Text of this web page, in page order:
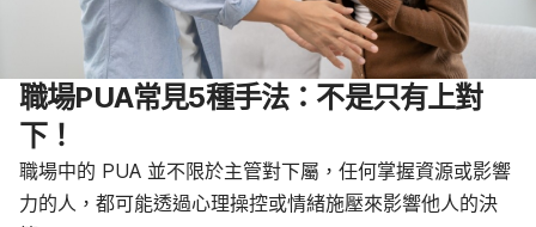
職場PUA常見5種手法：不是只有上對
下！
職場中的 PUA 並不限於主管對下屬，任何掌握資源或影響
力的人，都可能透過心理操控或情緒施壓來影響他人的決